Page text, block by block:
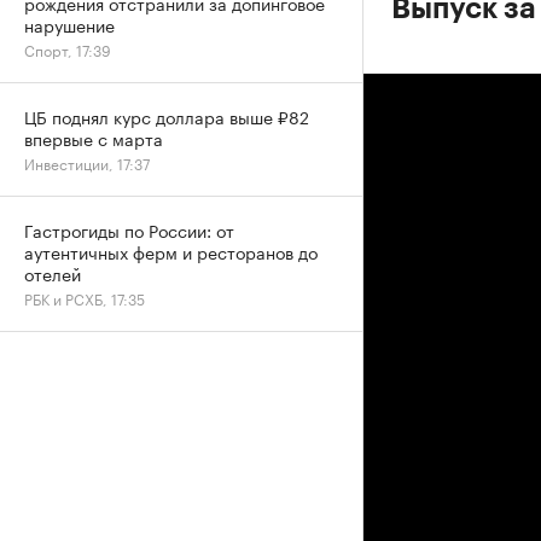
Выпуск
нарушение
Спорт, 17:39
ЦБ поднял курс доллара выше ₽82
впервые с марта
Инвестиции, 17:37
Гастрогиды по России: от
аутентичных ферм и ресторанов до
отелей
РБК и РСХБ, 17:35